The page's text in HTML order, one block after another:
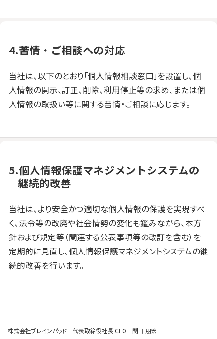
4.苦情・ご相談への対応
当社は、以下のとおり｢個人情報相談窓口｣を設置し、個
人情報の開示、訂正、削除、利用停止等の求め、または個
人情報の取扱い等に関する苦情・ご相談に応じます。
5.個人情報保護マネジメントシステムの
継続的改善
当社は、より安全かつ適切な個人情報の保護を実現すべ
く、法令等の改廃や社会情勢の変化も鑑みながら、本方
針および規定等（関連する公表事項等の改訂を含む）を
定期的に見直し、個人情報保護マネジメントシステムの継
続的改善を行います。
株式会社ブレインパッド 代表取締役社長 CEO 関口 朋宏